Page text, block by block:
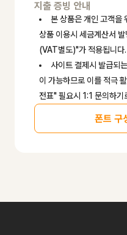
지출 증빙 안내
본 상품은 개인 고객을
상품 이용시 세금계산서
(VAT별도)"가 적용됩니다.
사이트 결제시 발급되
이 가능하므로 이를 적극
전표" 필요시 1:1 문의하기
폰트 구